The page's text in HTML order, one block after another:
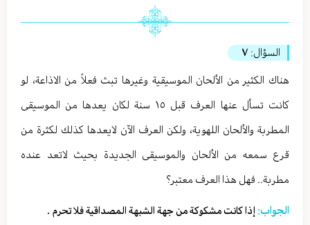
السؤال: ٧
هناك الكثير من الألحان الموسيقية وغيرها تبث فعلاً من الاذاعة، لو
كانت تسأل عنها العرف قبل ١٥ سنة لكان يعدها من الموسيقى
المطربة والألحان اللهوية، ولكن العرف الآن لايعدها كذلك لكثرة من
قرع سمعه من الألحان والموسيقى الجديدة بحيث لاتعد عنده
مطربة.. فهل هذا العرف معتبر؟
الجواب: إذا كانت مشكوكة من جهة الشبهة المصداقية فلا تحرم .